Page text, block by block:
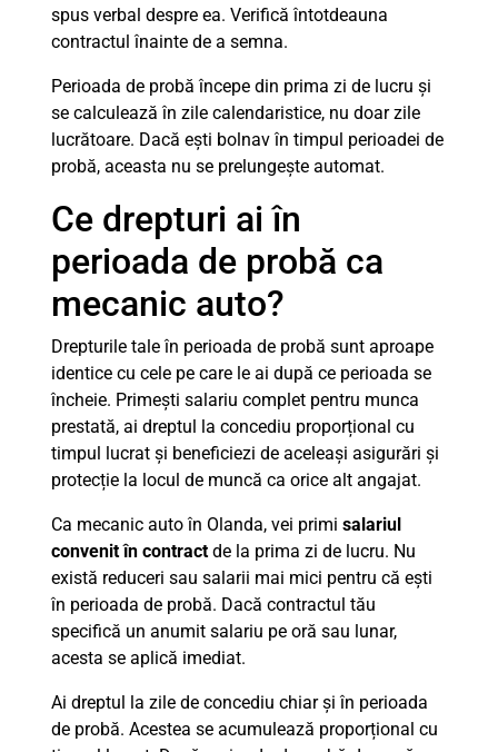
spus verbal despre ea. Verifică întotdeauna
contractul înainte de a semna.
Perioada de probă începe din prima zi de lucru și
se calculează în zile calendaristice, nu doar zile
lucrătoare. Dacă ești bolnav în timpul perioadei de
probă, aceasta nu se prelungește automat.
Ce drepturi ai în
perioada de probă ca
mecanic auto?
Drepturile tale în perioada de probă sunt aproape
identice cu cele pe care le ai după ce perioada se
încheie. Primești salariu complet pentru munca
prestată, ai dreptul la concediu proporțional cu
timpul lucrat și beneficiezi de aceleași asigurări și
protecție la locul de muncă ca orice alt angajat.
Ca mecanic auto în Olanda, vei primi salariul
convenit în contract de la prima zi de lucru. Nu
există reduceri sau salarii mai mici pentru că ești
în perioada de probă. Dacă contractul tău
specifică un anumit salariu pe oră sau lunar,
acesta se aplică imediat.
Ai dreptul la zile de concediu chiar și în perioada
de probă. Acestea se acumulează proporțional cu